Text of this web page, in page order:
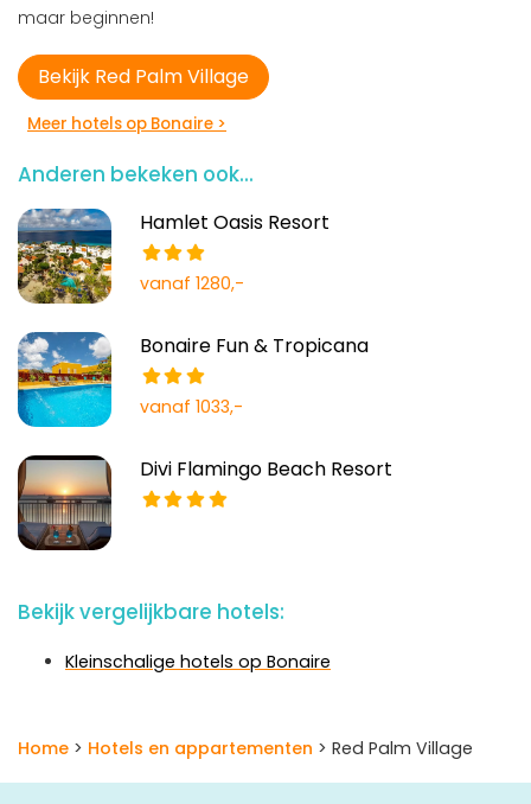
maar beginnen!
Bekijk Red Palm Village
Meer hotels op Bonaire >
Anderen bekeken ook...
Hamlet Oasis Resort
vanaf 1280,-
Bonaire Fun & Tropicana
vanaf 1033,-
Divi Flamingo Beach Resort
Bekijk vergelijkbare hotels:
Kleinschalige hotels op Bonaire
Home > Hotels en appartementen > Red Palm Village